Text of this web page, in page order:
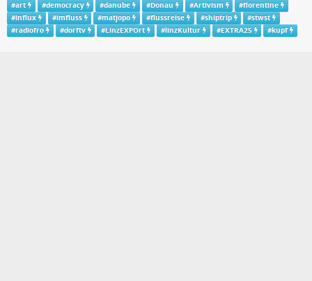
#art #democracy #danube #Donau #Artivism #florentine
#influx #imfluss #matjopo #flussreise #shiptrip #stwst
#radiofro #dorftv #LinzEXPOrt #linzKultur #EXTRA25 #kupf